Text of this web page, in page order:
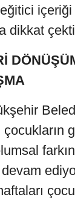
içeriği
dikkat